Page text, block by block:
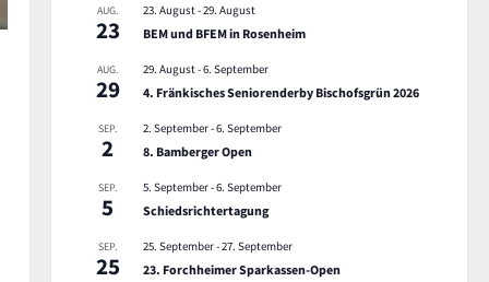
AUG.
23
23. August-29. August
BEM und BFEM in Rosenheim
AUG.
29
29. August-6. September
4. Fränkisches Seniorenderby Bischofsgrün 2026
SEP.
2
2. September-6. September
8. Bamberger Open
SEP.
5
5. September-6. September
Schiedsrichtertagung
SEP.
25
25. September-27. September
23. Forchheimer Sparkassen-Open